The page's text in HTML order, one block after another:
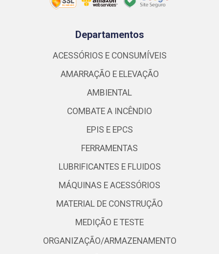
Departamentos
ACESSÓRIOS E CONSUMÍVEIS
AMARRAÇÃO E ELEVAÇÃO
AMBIENTAL
COMBATE A INCÊNDIO
EPIS E EPCS
FERRAMENTAS
LUBRIFICANTES E FLUIDOS
MÁQUINAS E ACESSÓRIOS
MATERIAL DE CONSTRUÇÃO
MEDIÇÃO E TESTE
ORGANIZAÇÃO/ARMAZENAMENTO